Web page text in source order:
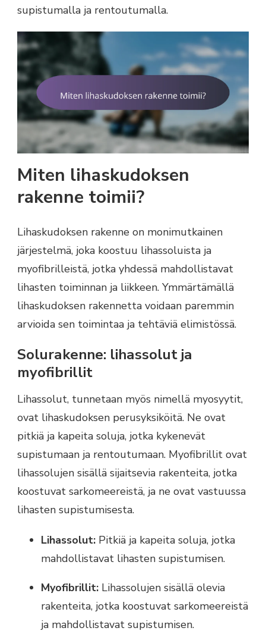
supistumalla ja rentoutumalla.
Miten lihaskudoksen
rakenne toimii?
Lihaskudoksen rakenne on monimutkainen
järjestelmä, joka koostuu lihassoluista ja
myofibrilleistä, jotka yhdessä mahdollistavat
lihasten toiminnan ja liikkeen. Ymmärtämällä
lihaskudoksen rakennetta voidaan paremmin
arvioida sen toimintaa ja tehtäviä elimistössä.
Solurakenne: lihassolut ja
myofibrillit
Lihassolut, tunnetaan myös nimellä myosyytit,
ovat lihaskudoksen perusyksiköitä. Ne ovat
pitkiä ja kapeita soluja, jotka kykenevät
supistumaan ja rentoutumaan. Myofibrillit ovat
lihassolujen sisällä sijaitsevia rakenteita, jotka
koostuvat sarkomeereistä, ja ne ovat vastuussa
lihasten supistumisesta.
Lihassolut: Pitkiä ja kapeita soluja, jotka
mahdollistavat lihasten supistumisen.
Myofibrillit: Lihassolujen sisällä olevia
rakenteita, jotka koostuvat sarkomeereistä
ja mahdollistavat supistumisen.